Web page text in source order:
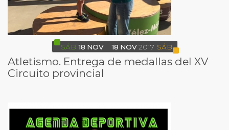
SÁB 18 NOV 18 NOV 2017 SÁB
Atletismo. Entrega de medallas del XV
Circuito provincial